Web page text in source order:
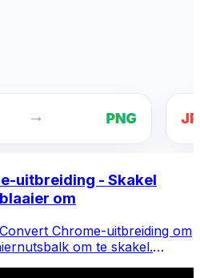
uitbreiding - Skakel
om
Chrome-uitbreiding om
om te skakel.